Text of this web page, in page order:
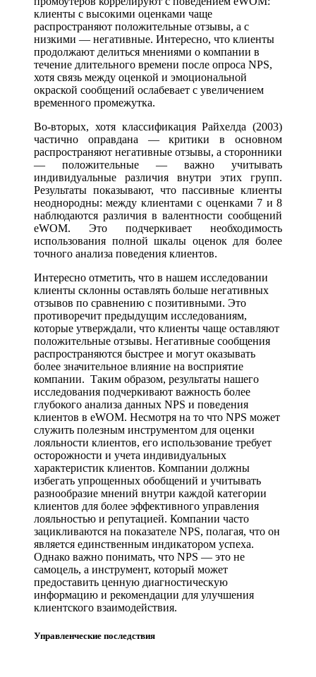
клиенты с высокими оценками чаще
распространяют положительные отзывы, а с
низкими — негативные. Интересно, что клиенты
продолжают делиться мнениями о компании в
течение длительного времени после опроса NPS,
хотя связь между оценкой и эмоциональной
окраской сообщений ослабевает с увеличением
временного промежутка.
Во-вторых, хотя классификация Райхелда (2003)
частично оправдана — критики в основном
распространяют негативные отзывы, а сторонники
— положительные — важно учитывать
индивидуальные различия внутри этих групп.
Результаты показывают, что пассивные клиенты
неоднородны: между клиентами с оценками 7 и 8
наблюдаются различия в валентности сообщений
eWOM. Это подчеркивает необходимость
использования полной шкалы оценок для более
точного анализа поведения клиентов.
Интересно отметить, что в нашем исследовании
клиенты склонны оставлять больше негативных
отзывов по сравнению с позитивными. Это
противоречит предыдущим исследованиям,
которые утверждали, что клиенты чаще оставляют
положительные отзывы. Негативные сообщения
распространяются быстрее и могут оказывать
более значительное влияние на восприятие
компании. Таким образом, результаты нашего
исследования подчеркивают важность более
глубокого анализа данных NPS и поведения
клиентов в eWOM. Несмотря на то что NPS может
служить полезным инструментом для оценки
лояльности клиентов, его использование требует
осторожности и учета индивидуальных
характеристик клиентов. Компании должны
избегать упрощенных обобщений и учитывать
разнообразие мнений внутри каждой категории
клиентов для более эффективного управления
лояльностью и репутацией. Компании часто
зацикливаются на показателе NPS, полагая, что он
является единственным индикатором успеха.
Однако важно понимать, что NPS — это не
самоцель, а инструмент, который может
предоставить ценную диагностическую
информацию и рекомендации для улучшения
клиентского взаимодействия.
Управленческие последствия